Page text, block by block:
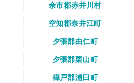
余市郡赤井川村
空知郡奈井江町
夕張郡由仁町
夕張郡栗山町
樺戸郡浦臼町